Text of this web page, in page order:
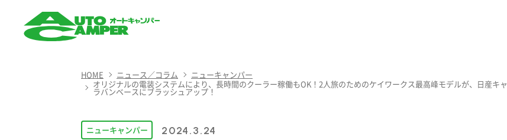
キャンパー）
HOME ニュース／コラム
ニューキャンパー
オリジナルの電装システムにより、長時間のクーラー稼働もOK！2人旅のためのケイワークス最高峰モデルが、日産キャ
ラバンベースにブラッシュアップ！
ニューキャンパー 2024.3.24